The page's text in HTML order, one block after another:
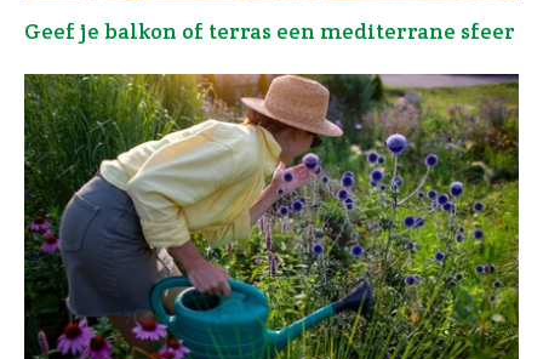
Geef je balkon of terras een mediterrane sfeer